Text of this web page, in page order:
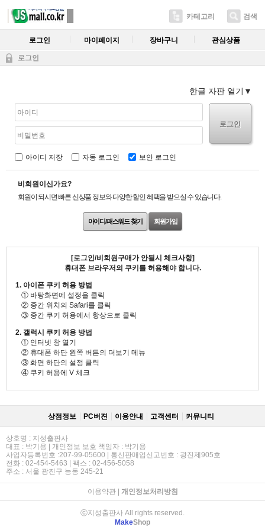
카테고리 검색
로그인 마이페이지 장바구니 관심상품
로그인
한글 자판 열기
로그인
아이디 저장 자동 로그인 보안 로그인
비회원이신가요?
회원이 되시면 빠른 신상품 정보와 다양한 할인 혜택을 받으실 수 있습니다.
아이디/패스워드 찾기 회원가입
[로그인/비회원구매가 안될시 체크사항]
휴대폰 브라우저의 쿠키를 허용해야 합니다.
1. 아이폰 쿠키 허용 방법
① 바탕화면에 설정을 클릭
② 중간 위치의 Safari를 클릭
③ 중간 쿠키 허용에서 항상으로 클릭
2. 갤럭시 쿠키 허용 방법
① 인터넷 창 열기
② 휴대폰 하단 왼쪽 버튼의 더보기 메뉴
③ 화면 하단의 설정 클릭
④ 쿠키 허용에 V 체크
상점정보 PC버젼 이용안내 고객센터 커뮤니티
상호명 : 지성출판사
대표 : 박기용 | 개인정보 보호 책임자 : 박기용
사업자등록번호 :207-99-05600 | 통신판매업신고번호 : 광진제905호
전화 : 02-454-5463 | 팩스 : 02-456-5058
주소 : 서울 광진구 능동 245-21
이용약관| 개인정보처리방침
ⓒ지성출판사 All rights reserved.
MakeShop